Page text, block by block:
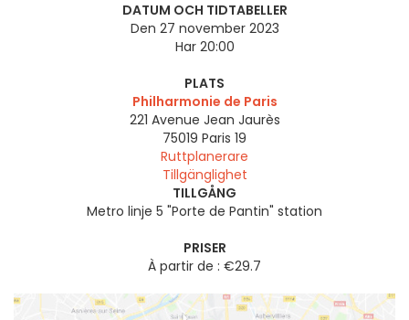
DATUM OCH TIDTABELLER
Den 27 november 2023
Har 20:00
PLATS
Philharmonie de Paris
221 Avenue Jean Jaurès
75019 Paris 19
Ruttplanerare
Tillgänglighet
TILLGÅNG
Metro linje 5 "Porte de Pantin" station
PRISER
À partir de : €29.7